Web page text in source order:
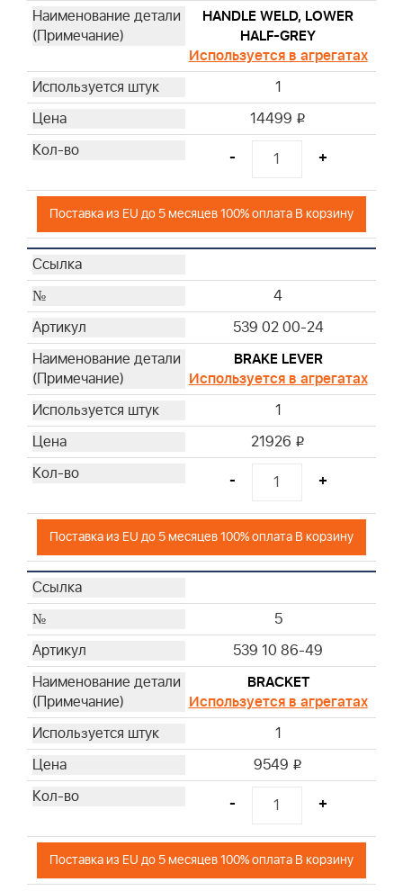
HANDLE WELD, LOWER
HALF-GREY
Используется в агрегатах
1
14499 i
- +
Поставка из EU до 5 месяцев 100% оплата В корзину
4
539 02 00-24
BRAKE LEVER
Используется в агрегатах
1
21926 i
- +
Поставка из EU до 5 месяцев 100% оплата В корзину
5
539 10 86-49
BRACKET
Используется в агрегатах
1
9549 i
- +
Поставка из EU до 5 месяцев 100% оплата В корзину